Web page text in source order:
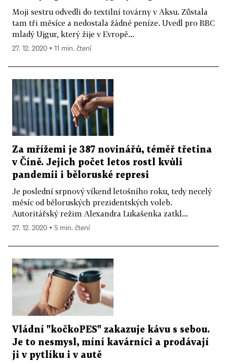
Moji sestru odvedli do textilní továrny v Aksu. Zůstala
tam tři měsíce a nedostala žádné peníze. Uvedl pro BBC
mladý Ujgur, který žije v Evropě...
27. 12. 2020 ▪ 11 min. čtení
Za mřížemi je 387 novinářů, téměř třetina
v Číně. Jejich počet letos rostl kvůli
pandemii i běloruské represi
Je poslední srpnový víkend letošního roku, tedy necelý
měsíc od běloruských prezidentských voleb.
Autoritářský režim Alexandra Lukašenka zatkl...
27. 12. 2020 ▪ 5 min. čtení
Vládní "kočkoPES" zakazuje kávu s sebou.
Je to nesmysl, míní kavárníci a prodávají
ji v pytlíku i v autě